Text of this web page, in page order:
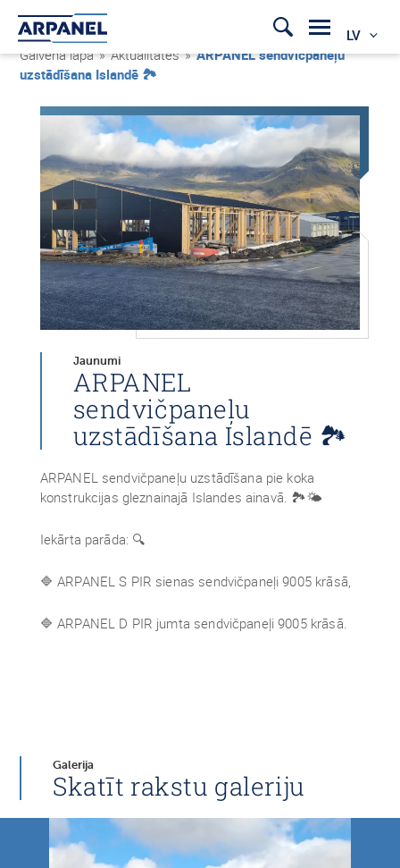
LV
Galvenā lapa » Aktualitātes »ARPANEL sendvičpaneļu
uzstādīšana Islandē 🏞️
Jaunumi
ARPANEL
sendvičpaneļu
uzstādīšana Islandē 🏞️
ARPANEL sendvičpaneļu uzstādīšana pie koka
konstrukcijas gleznainajā Islandes ainavā. 🏞🌤
Iekārta parāda: 🔍
🔷 ARPANEL S PIR sienas sendvičpaneļi 9005 krāsā,
🔷 ARPANEL D PIR jumta sendvičpaneļi 9005 krāsā.
Galerija
Skatīt rakstu galeriju